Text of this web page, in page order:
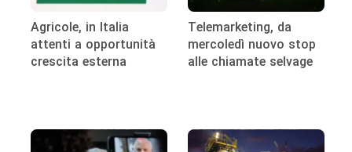
Agricole, in Italia
attenti a opportunità
crescita esterna
Telemarketing, da
mercoledì nuovo stop
alle chiamate selvage